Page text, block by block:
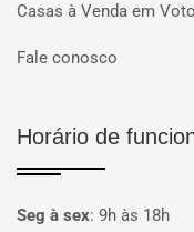
Casas à Venda em
Fale conosco
Horário de
Seg à sex: 9h às 18h